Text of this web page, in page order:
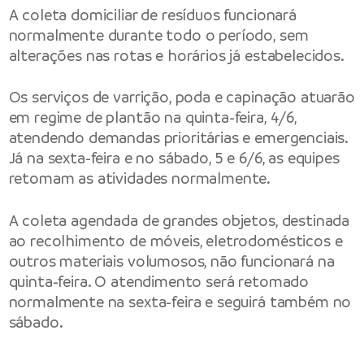
A coleta domiciliar de resíduos funcionará
normalmente durante todo o período, sem
alterações nas rotas e horários já estabelecidos.
Os serviços de varrição, poda e capinação atuarão
em regime de plantão na quinta-feira, 4/6,
atendendo demandas prioritárias e emergenciais.
Já na sexta-feira e no sábado, 5 e 6/6, as equipes
retomam as atividades normalmente.
A coleta agendada de grandes objetos, destinada
ao recolhimento de móveis, eletrodomésticos e
outros materiais volumosos, não funcionará na
quinta-feira. O atendimento será retomado
normalmente na sexta-feira e seguirá também no
sábado.